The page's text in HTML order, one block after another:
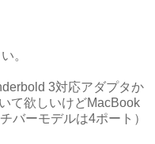
。
3対応アダプタか
て欲しいけどMacBook
バーモデルは4ポート）